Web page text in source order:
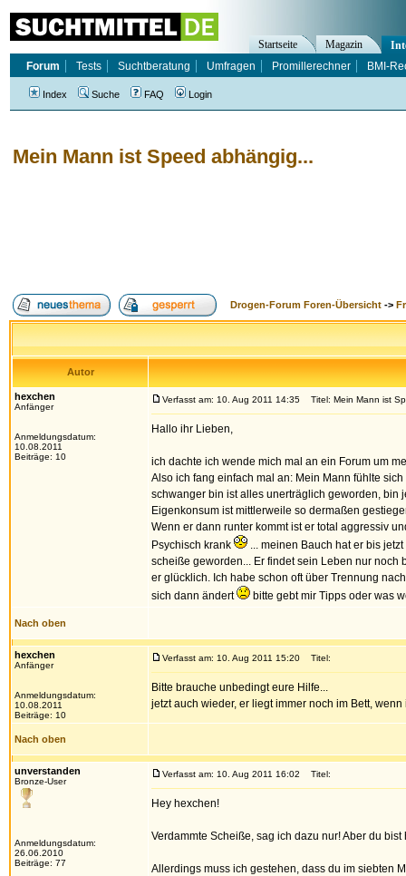
Mein Mann ist Speed abhängig...
Drogen-Forum Foren-Übersicht ->
Autor
hexchen
Anfänger
Anmeldungsdatum:
10.08.2011
Beiträge: 10
Verfasst am: 10. Aug 2011 14:35 Titel: Mein Mann ist
Hallo ihr Lieben,
ich dachte ich wende mich mal an ein Forum um
Also ich fang einfach mal an: Mein Mann fühlte
schwanger bin ist alles unerträglich geworden, bin
Eigenkonsum ist mittlerweile so dermaßen
Wenn er dann runter kommt ist er total aggressiv
Psychisch krank
... meinen Bauch hat er bis
scheiße geworden... Er findet sein Leben nur noch
er glücklich. Ich habe schon oft über Trennung
sich dann ändert
bitte gebt mir Tipps oder was
Nach oben
hexchen
Anfänger
Anmeldungsdatum:
10.08.2011
Beiträge: 10
Verfasst am: 10. Aug 2011 15:20 Titel:
Bitte brauche unbedingt eure Hilfe...
jetzt auch wieder, er liegt immer noch im Bett,
Nach oben
unverstanden
Bronze-User
Anmeldungsdatum:
26.06.2010
Beiträge: 77
Verfasst am: 10. Aug 2011 16:02 Titel:
Hey hexchen!
Verdammte Scheiße, sag ich dazu nur! Aber du bist
Allerdings muss ich gestehen, dass du im siebten
Startseite Magazin
Forum
Tests Suchtberatung Umfragen Promillerechner BMI-
Index Suche FAQ Login